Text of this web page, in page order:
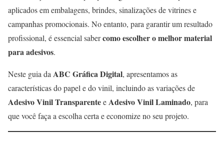
aplicados em embalagens, brindes, sinalizações de vitrines e
campanhas promocionais. No entanto, para garantir um resultado
profissional, é essencial sabercomo escolher o melhor material
para adesivos.
Neste guia daABC Gráfica Digital, apresentamos as
características do papel e do vinil, incluindo as variações de
Adesivo Vinil TransparenteeAdesivo Vinil Laminado, para
que você faça a escolha certa e economize no seu projeto.